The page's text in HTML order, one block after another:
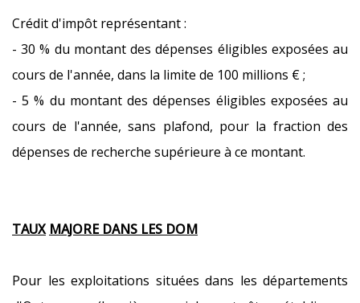
Crédit d'impôt représentant :
- 30 % du montant des dépenses éligibles exposées au
cours de l'année, dans la limite de 100 millions € ;
- 5 % du montant des dépenses éligibles exposées au
cours de l'année, sans plafond, pour la fraction des
dépenses de recherche supérieure à ce montant.
TAUX MAJORE DANS LES DOM
Pour les exploitations situées dans les départements